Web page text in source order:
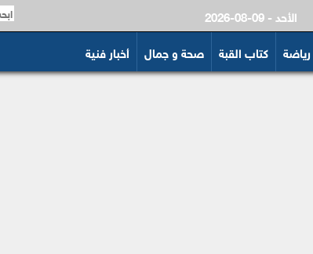
2026-08-09 - الأحد
رياضة كتاب القبة صحة و جمال أخبار فنية